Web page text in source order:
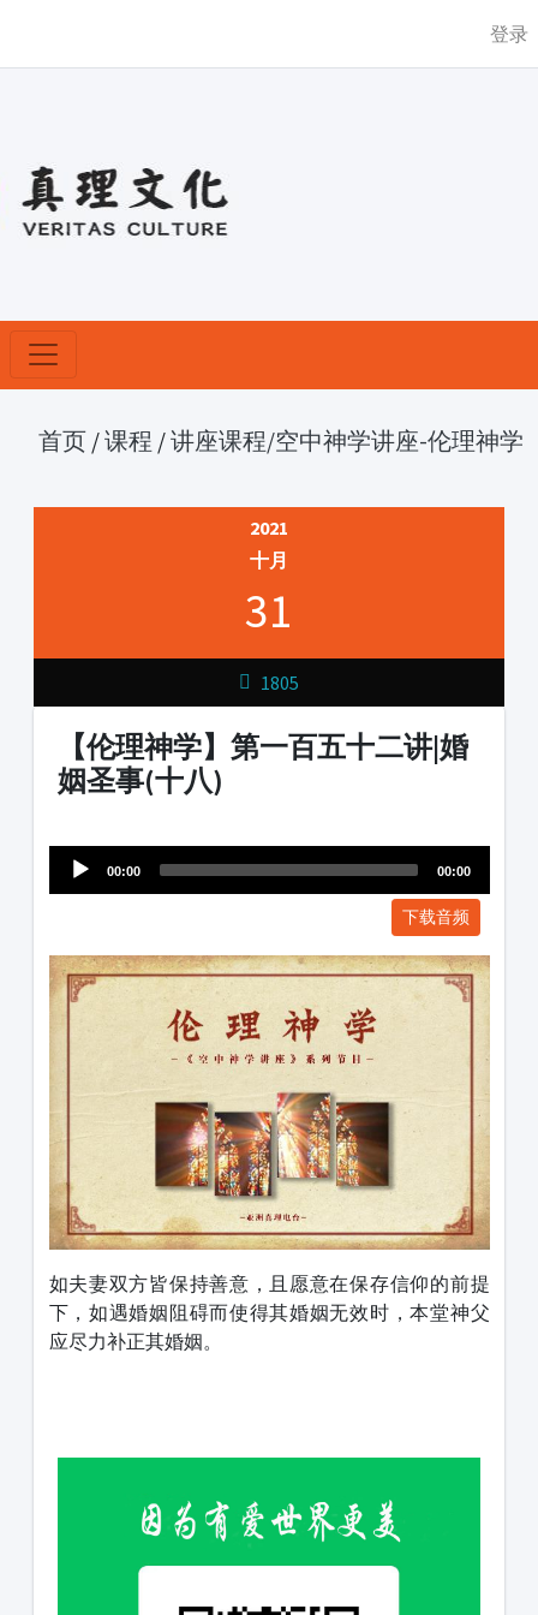
登录
首页 /课程 /讲座课程/空中神学讲座-伦理神学
2021
十月
31
1805
【伦理神学】第一百五十二讲|婚
姻圣事(十八)
Player
00:00 00:00
下载音频
如夫妻双方皆保持善意，且愿意在保存信仰的前提
下，如遇婚姻阻碍而使得其婚姻无效时，本堂神父
应尽力补正其婚姻。